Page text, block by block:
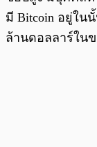
มี Bitcoin อยู่ใน
ล้านดอลลาร์ใน